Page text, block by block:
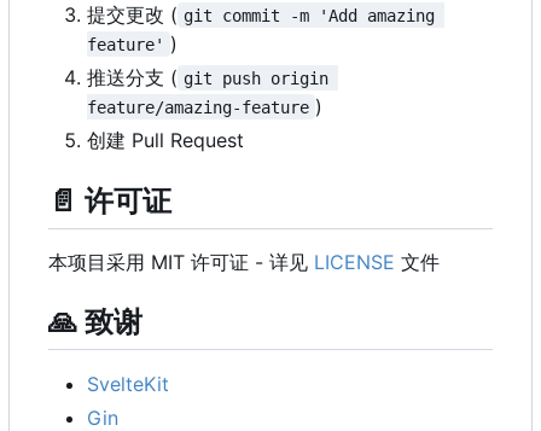
提交更改 ( git commit -m 'Add amazing
feature' )
推送分支 ( git push origin
feature/amazing-feature )
创建 Pull Request
📄 许可证
本项目采用 MIT 许可证 - 详见 LICENSE 文件
🙏 致谢
SvelteKit
Gin